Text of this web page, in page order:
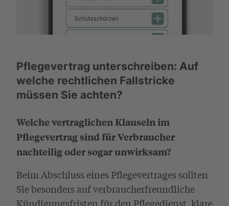
Pflegevertrag unterschreiben: Auf
welche rechtlichen Fallstricke
müssen Sie achten?
Welche vertraglichen Klauseln im
Pflegevertrag sind für Verbraucher
nachteilig oder sogar unwirksam?
Beim Abschluss eines Pflegevertrages sollten
Sie besonders auf verbraucherfreundliche
Kündigungsfristen für den Pflegedienst, klare